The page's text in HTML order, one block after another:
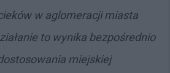
w aglomeracji miasta
to wynika bezpośrednio
miejskiej